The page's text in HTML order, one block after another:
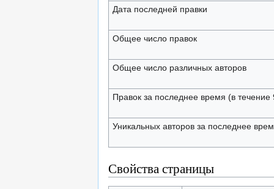
Дата последней правки
Общее число правок
Общее число различных авторов
Правок за последнее время (в течение
Уникальных авторов за последнее
Свойства страницы